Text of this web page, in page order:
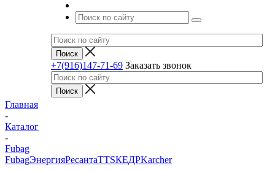
+7(916)147-71-69 Заказать звонок
Главная
-
Каталог
-
Fubag
FubagЭнергияРесантаTTSКЕДРKarcher